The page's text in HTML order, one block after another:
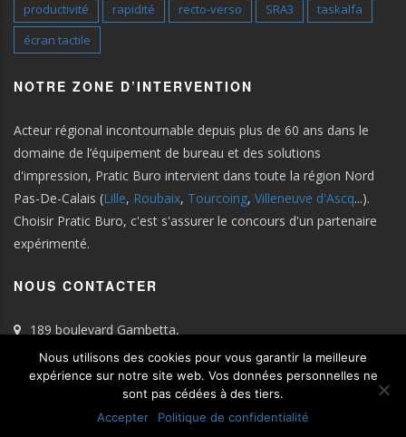
productivité
rapidité recto-verso SRA3
taskalfa
écran tactile
NOTRE ZONE D’INTERVENTION
Acteur régional incontournable depuis plus de 60 ans dans le
domaine de l’équipement de bureau et des solutions
d'impression, Pratic Buro intervient dans toute la région Nord
Pas-De-Calais (Lille, Roubaix, Tourcoing, Villeneuve d'Ascq...).
Choisir Pratic Buro, c'est s'assurer le concours d'un partenaire
expérimenté.
NOUS CONTACTER
189 boulevard Gambetta,
59100 Roubaix
Tel : 03.28.33.91.11
contact@praticburo.fr
Nous utilisons des cookies pour vous garantir la meilleure
expérience sur notre site web. Vos données personnelles ne
sont pas cédées à des tiers.
Accepter
Politique de confidentialité